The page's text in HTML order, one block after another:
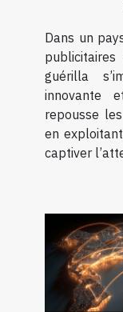
Dans un
guérilla
innovante
repousse
en
captiver